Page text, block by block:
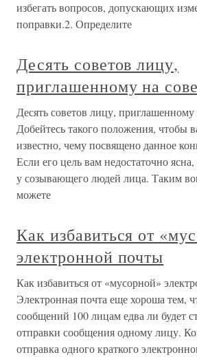
избегать вопросов, допускающих
поправки.2. Определите
Десять советов лицу,
приглашенному на
Десять советов лицу,
Добейтесь такого положения, чтобы
известно, чему посвящено данное
Если его цель вам недостаточно
у созывающего людей лица. Таким
можете
Как избавиться от
электронной почты
Как избавиться от «мусорной»
Электронная почта еще хороша тем,
сообщений 100 лицам едва ли будет
отправки сообщения одному лицу.
отправка одного краткого